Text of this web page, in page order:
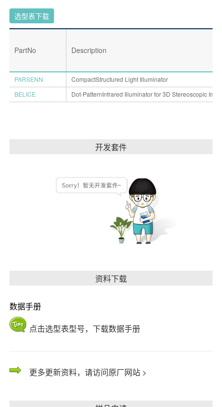
选型表下载
PartNo Description
PARSENN
CompactStructured Light Illuminator
BELICE
Dot-PatternInfrared Illuminator for 3D Stereoscopic
开发套件
资料下载
数据手册
点击选型表型号，下载数据手册
更多更新资料，请访问原厂网站 >